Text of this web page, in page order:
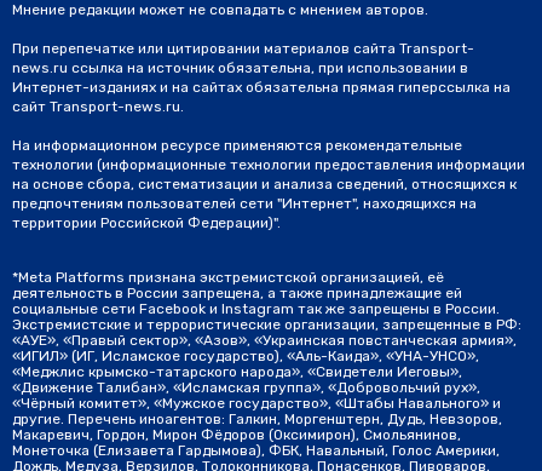
Мнение редакции может не совпадать с мнением авторов.
При перепечатке или цитировании материалов сайта Transport-
news.ru ссылка на источник обязательна, при использовании в
Интернет-изданиях и на сайтах обязательна прямая гиперссылка на
сайт Transport-news.ru.
На информационном ресурсе применяются рекомендательные
технологии (информационные технологии предоставления информации
на основе сбора, систематизации и анализа сведений, относящихся к
предпочтениям пользователей сети "Интернет", находящихся на
территории Российской Федерации)".
*Meta Platforms признана экстремистской организацией, её
деятельность в России запрещена, а также принадлежащие ей
социальные сети Facebook и Instagram так же запрещены в России.
Экстремистские и террористические организации, запрещенные в РФ:
«АУЕ», «Правый сектор», «Азов», «Украинская повстанческая армия»,
«ИГИЛ» (ИГ, Исламское государство), «Аль-Каида», «УНА-УНСО»,
«Меджлис крымско-татарского народа», «Свидетели Иеговы»,
«Движение Талибан», «Исламская группа», «Добровольчий рух»,
«Чёрный комитет», «Мужское государство», «Штабы Навального» и
другие. Перечень иноагентов: Галкин, Моргенштерн, Дудь, Невзоров,
Макаревич, Гордон, Мирон Фёдоров (Оксимирон), Смольянинов,
Монеточка (Елизавета Гардымова), ФБК, Навальный, Голос Америки,
Дождь, Медуза, Верзилов, Толоконникова, Понасенков, Пивоваров,